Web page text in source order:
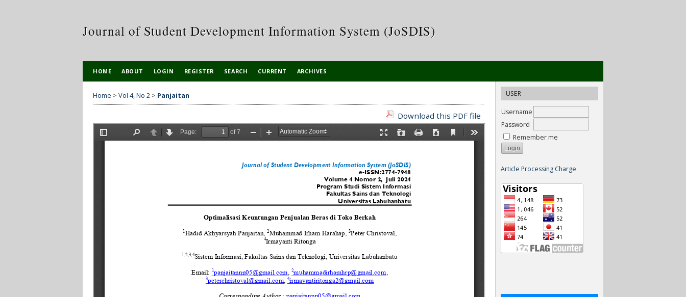
Journal of Student Development Information System (JoSDIS)
USER
Username
Password
Remember me
Article Processing Charge
HOME ABOUT LOGIN REGISTER SEARCH CURRENT ARCHIVES
Home > Vol 4, No 2 > Panjaitan
Download this PDF file